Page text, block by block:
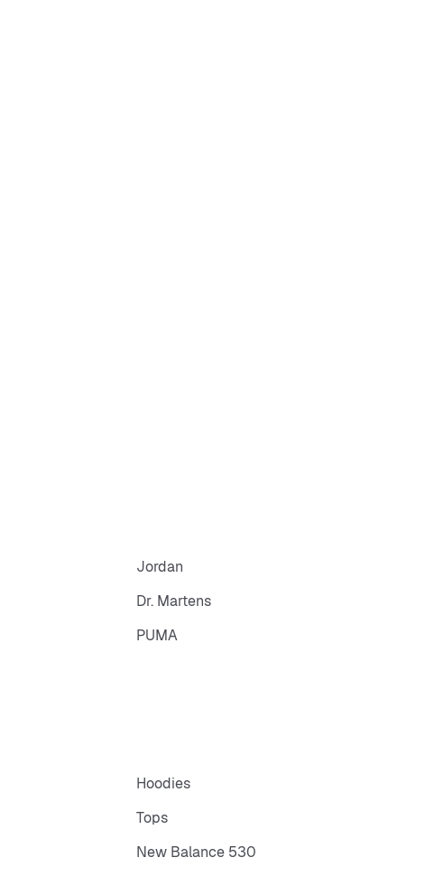
Jordan
Dr. Martens
PUMA
Hoodies
Tops
New Balance 530